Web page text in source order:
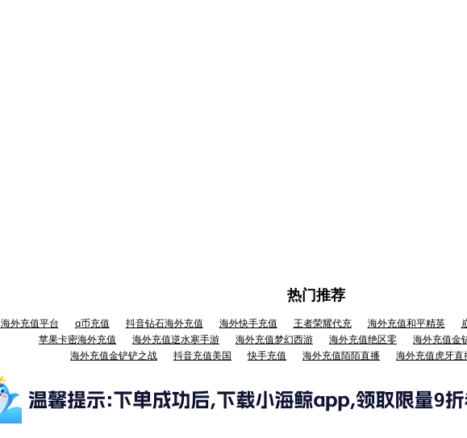
热门推荐
海外充值平台 q币充值 抖音钻石海外充值 海外快手充值 王者荣耀代充 海外充值和平精英
苹果卡密海外充值
海外充值逆水寒手游 海外充值梦幻西游 海外充值绝区零 海外充值金
海外充值金铲铲之战
抖音充值美国 快手充值 海外充值陌陌直播 海外充值虎牙直